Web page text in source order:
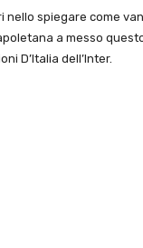
nello spiegare come
a messo
D’Italia dell’Inter.